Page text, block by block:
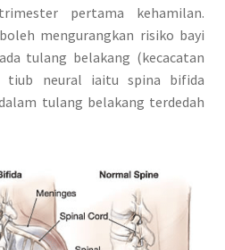
pertama kehamilan.
mengurangkan risiko bayi
tulang belakang (kecacatan
tiub neural iaitu spina bifida
tulang belakang terdedah